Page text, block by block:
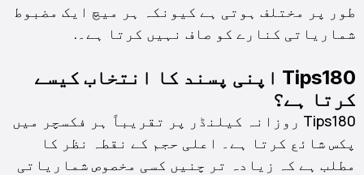
طور پر مختلف ہوتی ہے کیونکہ ہر میچ ایک مضبوط
شماریاتی کنارے کو صاف نہیں کرتا ہے۔.
Tips180 اپنی پسند کا انتخاب کیسے
کرتا ہے؟
Tips180 روزانہ کیلنڈر پر تقریباً ہر فکسچر میں
پکس شائع کرتا ہے۔ اعلی حجم کے نقطہ نظر کا
مطلب ہے کہ زیادہ تر چنیں کسی مخصوص شماریاتی